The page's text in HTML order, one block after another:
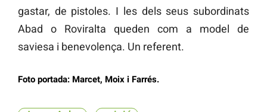
gastar, de pistoles. I les dels seus subordinats
Abad o Roviralta queden com a model de
saviesa i benevolença. Un referent.
Foto portada: Marcet, Moix i Farrés.